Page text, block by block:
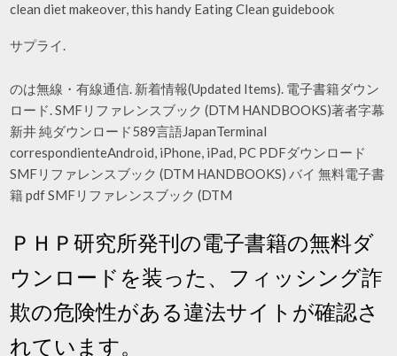
clean diet makeover, this handy Eating Clean guidebook
サプライ.
のは無線・有線通信. 新着情報(Updated Items). 電子書籍ダウン
ロード. SMFリファレンスブック (DTM HANDBOOKS)著者字幕
新井 純ダウンロード589言語JapanTerminal
correspondienteAndroid, iPhone, iPad, PC PDFダウンロード
SMFリファレンスブック (DTM HANDBOOKS) バイ 無料電子書
籍 pdf SMFリファレンスブック (DTM
ＰＨＰ研究所発刊の電子書籍の無料ダ
ウンロードを装った、フィッシング詐
欺の危険性がある違法サイトが確認さ
れています。